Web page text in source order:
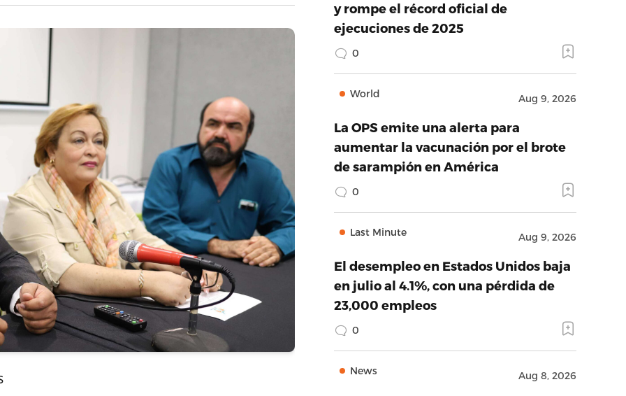
y rompe el récord oficial de
ejecuciones de 2025
0
World Aug 9, 2026
La OPS emite una alerta para
aumentar la vacunación por el brote
de sarampión en América
0
Last Minute Aug 9, 2026
El desempleo en Estados Unidos baja
en julio al 4.1%, con una pérdida de
23,000 empleos
0
News Aug 8, 2026